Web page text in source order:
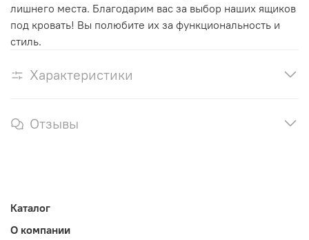
лишнего места. Благодарим вас за выбор наших ящиков
под кровать! Вы полюбите их за функциональность и
стиль.
Характеристики
Отзывы
Каталог
О компании